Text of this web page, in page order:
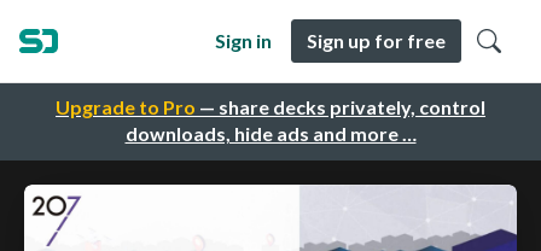
Upgrade to Pro — share decks privately, control
downloads, hide ads and more …
Sign in Sign up for free